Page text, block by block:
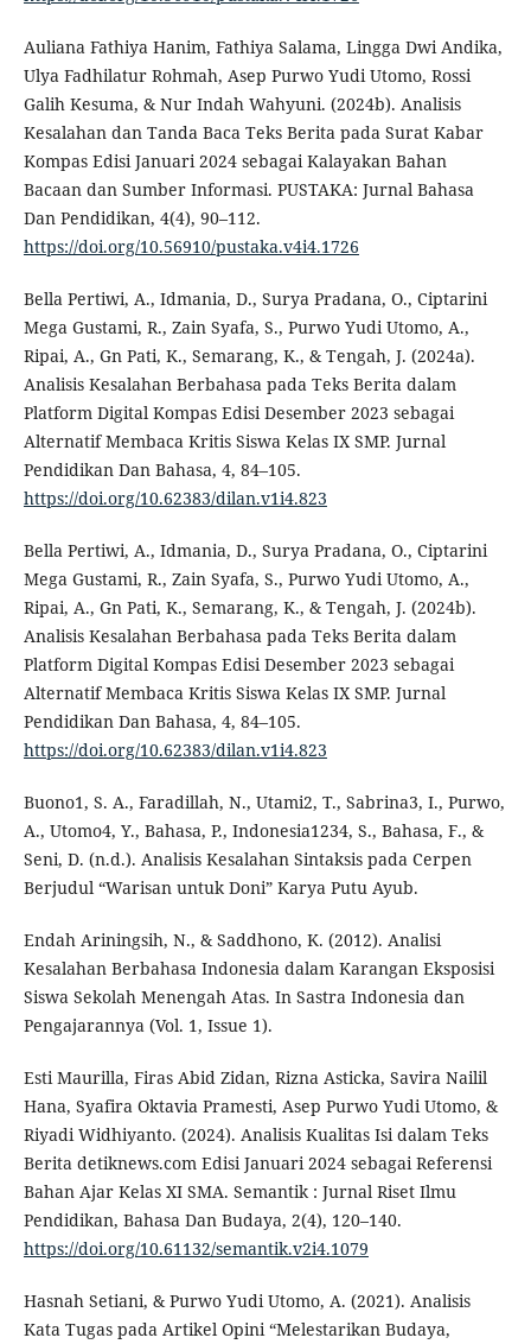
Auliana Fathiya Hanim, Fathiya Salama, Lingga Dwi Andika,
Ulya Fadhilatur Rohmah, Asep Purwo Yudi Utomo, Rossi
Galih Kesuma, & Nur Indah Wahyuni. (2024b). Analisis
Kesalahan dan Tanda Baca Teks Berita pada Surat Kabar
Kompas Edisi Januari 2024 sebagai Kalayakan Bahan
Bacaan dan Sumber Informasi. PUSTAKA: Jurnal Bahasa
Dan Pendidikan, 4(4), 90–112.
https://doi.org/10.56910/pustaka.v4i4.1726
Bella Pertiwi, A., Idmania, D., Surya Pradana, O., Ciptarini
Mega Gustami, R., Zain Syafa, S., Purwo Yudi Utomo, A.,
Ripai, A., Gn Pati, K., Semarang, K., & Tengah, J. (2024a).
Analisis Kesalahan Berbahasa pada Teks Berita dalam
Platform Digital Kompas Edisi Desember 2023 sebagai
Alternatif Membaca Kritis Siswa Kelas IX SMP. Jurnal
Pendidikan Dan Bahasa, 4, 84–105.
https://doi.org/10.62383/dilan.v1i4.823
Bella Pertiwi, A., Idmania, D., Surya Pradana, O., Ciptarini
Mega Gustami, R., Zain Syafa, S., Purwo Yudi Utomo, A.,
Ripai, A., Gn Pati, K., Semarang, K., & Tengah, J. (2024b).
Analisis Kesalahan Berbahasa pada Teks Berita dalam
Platform Digital Kompas Edisi Desember 2023 sebagai
Alternatif Membaca Kritis Siswa Kelas IX SMP. Jurnal
Pendidikan Dan Bahasa, 4, 84–105.
https://doi.org/10.62383/dilan.v1i4.823
Buono1, S. A., Faradillah, N., Utami2, T., Sabrina3, I., Purwo,
A., Utomo4, Y., Bahasa, P., Indonesia1234, S., Bahasa, F., &
Seni, D. (n.d.). Analisis Kesalahan Sintaksis pada Cerpen
Berjudul “Warisan untuk Doni” Karya Putu Ayub.
Endah Ariningsih, N., & Saddhono, K. (2012). Analisi
Kesalahan Berbahasa Indonesia dalam Karangan Eksposisi
Siswa Sekolah Menengah Atas. In Sastra Indonesia dan
Pengajarannya (Vol. 1, Issue 1).
Esti Maurilla, Firas Abid Zidan, Rizna Asticka, Savira Nailil
Hana, Syafira Oktavia Pramesti, Asep Purwo Yudi Utomo, &
Riyadi Widhiyanto. (2024). Analisis Kualitas Isi dalam Teks
Berita detiknews.com Edisi Januari 2024 sebagai Referensi
Bahan Ajar Kelas XI SMA. Semantik : Jurnal Riset Ilmu
Pendidikan, Bahasa Dan Budaya, 2(4), 120–140.
https://doi.org/10.61132/semantik.v2i4.1079
Hasnah Setiani, & Purwo Yudi Utomo, A. (2021). Analisis
Kata Tugas pada Artikel Opini “Melestarikan Budaya,